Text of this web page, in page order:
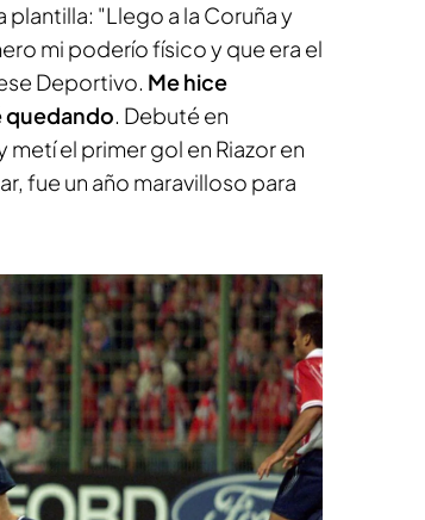
plantilla: "Llego a la Coruña y
mi poderío físico y que era el
Deportivo. Me hice
quedando. Debuté en
el primer gol en Riazor en
fue un año maravilloso para